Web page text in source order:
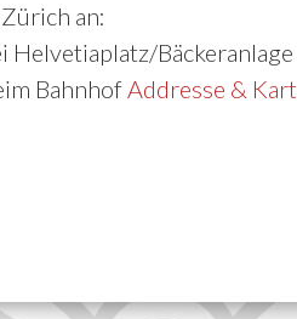
an:
Helvetiaplatz/
BahnhofAddresse &